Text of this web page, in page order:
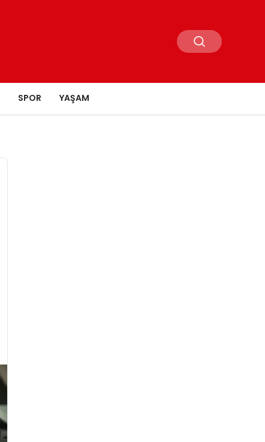
SPOR YAŞAM